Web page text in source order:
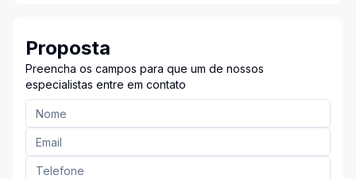
Proposta
Preencha os campos para que um de nossos
especialistas entre em contato